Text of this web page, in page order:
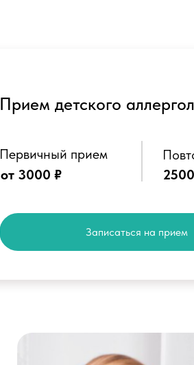
Прием детского
Записаться на прием
Первичный прием
от 3000 ₽